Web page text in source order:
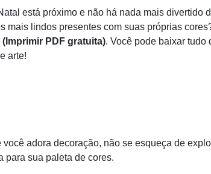
está próximo e não há nada mais divertido
mais lindos presentes com suas próprias
PDF gratuita). Você pode baixar tudo
arte!
adora decoração, não se esqueça de
para sua paleta de cores.